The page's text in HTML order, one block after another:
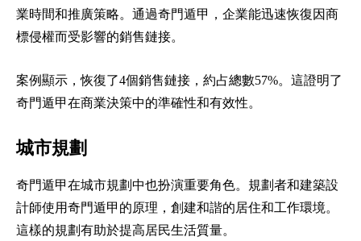
業時間和推廣策略。通過奇門遁甲，企業能迅速恢復因商
標侵權而受影響的銷售鏈接。
案例顯示，恢復了4個銷售鏈接，約占總數57%。這證明了
奇門遁甲在商業決策中的準確性和有效性。
城市規劃
奇門遁甲在城市規劃中也扮演重要角色。規劃者和建築設
計師使用奇門遁甲的原理，創建和諧的居住和工作環境。
這樣的規劃有助於提高居民生活質量。